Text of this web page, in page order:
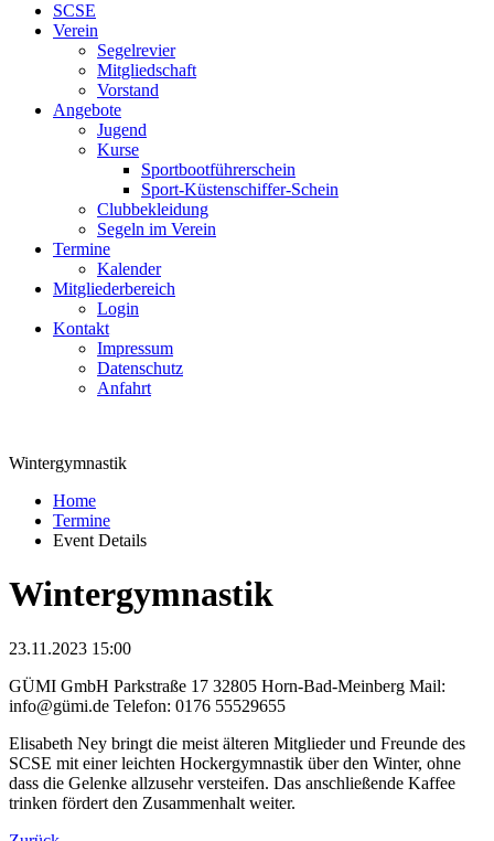
SCSE
Verein
Segelrevier
Mitgliedschaft
Vorstand
Angebote
Jugend
Kurse
Sportbootführerschein
Sport-Küstenschiffer-Schein
Clubbekleidung
Segeln im Verein
Termine
Kalender
Mitgliederbereich
Login
Kontakt
Impressum
Datenschutz
Anfahrt
Wintergymnastik
Home
Termine
Event Details
Wintergymnastik
23.11.2023 15:00
GÜMI GmbH Parkstraße 17 32805 Horn-Bad-Meinberg Mail:
info@gümi.de Telefon: 0176 55529655
Elisabeth Ney bringt die meist älteren Mitglieder und Freunde des
SCSE mit einer leichten Hockergymnastik über den Winter, ohne
dass die Gelenke allzusehr versteifen. Das anschließende Kaffee
trinken fördert den Zusammenhalt weiter.